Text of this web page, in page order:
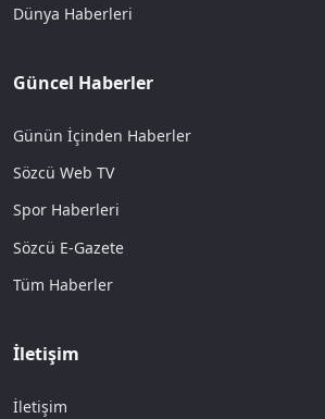
Dünya Haberleri
Güncel Haberler
Günün İçinden Haberler
Sözcü Web TV
Spor Haberleri
Sözcü E-Gazete
Tüm Haberler
İletişim
İletişim